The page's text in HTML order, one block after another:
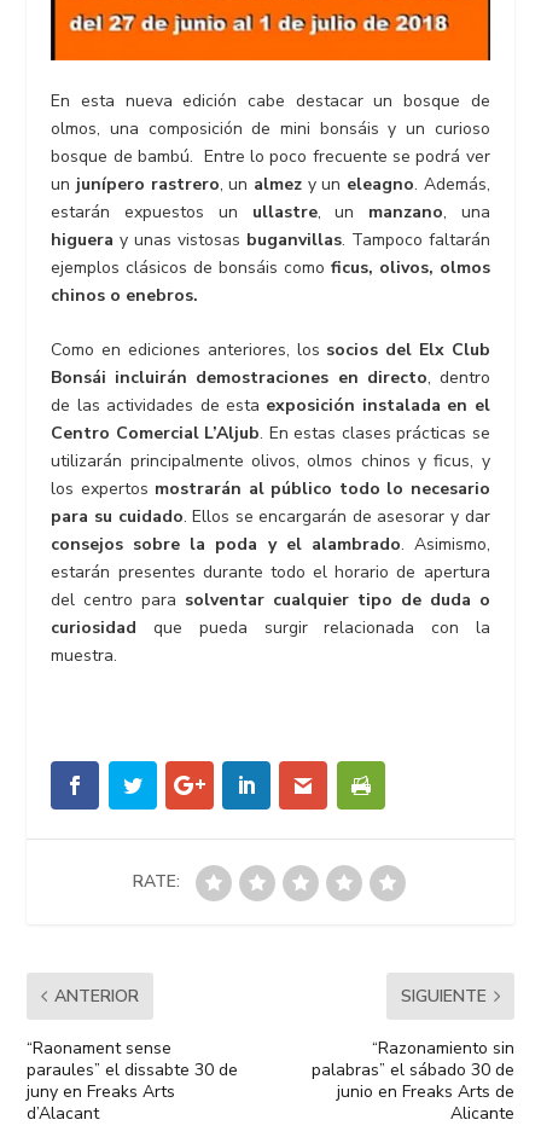
En esta nueva edición cabe destacar un bosque de
olmos, una composición de mini bonsáis y un curioso
bosque de bambú. Entre lo poco frecuente se podrá ver
un junípero rastrero, un almez y un eleagno. Además,
estarán expuestos un ullastre, un manzano, una
higuera y unas vistosas buganvillas. Tampoco faltarán
ejemplos clásicos de bonsáis como ficus, olivos, olmos
chinos o enebros.
Como en ediciones anteriores, los socios del Elx Club
Bonsái incluirán demostraciones en directo, dentro
de las actividades de esta exposición instalada en el
Centro Comercial L’Aljub. En estas clases prácticas se
utilizarán principalmente olivos, olmos chinos y ficus, y
los expertos mostrarán al público todo lo necesario
para su cuidado. Ellos se encargarán de asesorar y dar
consejos sobre la poda y el alambrado. Asimismo,
estarán presentes durante todo el horario de apertura
del centro para solventar cualquier tipo de duda o
curiosidad que pueda surgir relacionada con la
muestra.
RATE:
ANTERIOR
“Raonament sense
paraules” el dissabte 30 de
juny en Freaks Arts
d’Alacant
SIGUIENTE
“Razonamiento sin
palabras” el sábado 30 de
junio en Freaks Arts de
Alicante